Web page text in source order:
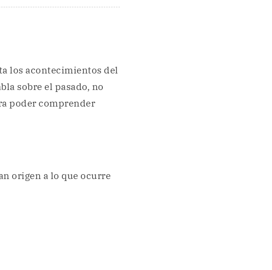
los acontecimientos del
sobre el pasado, no
poder comprender
origen a lo que ocurre